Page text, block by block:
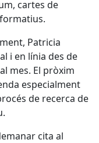
cartes de
Patricia
i en línia des de
mes. El pròxim
especialment
de recerca de
cita al